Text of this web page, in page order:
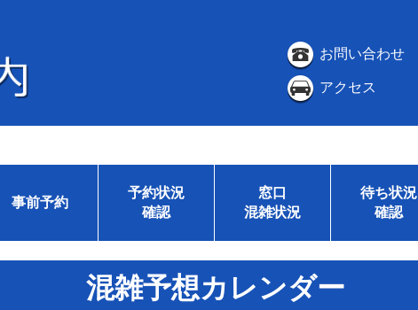
お問い合わせ
アクセス
事前予約
予約状況
確認
窓口
混雑状況
待ち状況
確認
混雑予想カレンダー